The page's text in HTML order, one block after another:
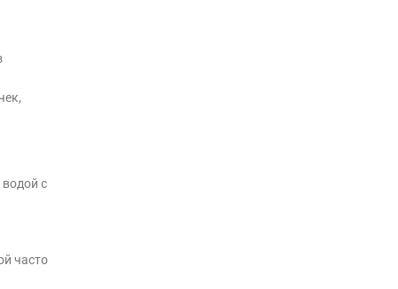
с
часто